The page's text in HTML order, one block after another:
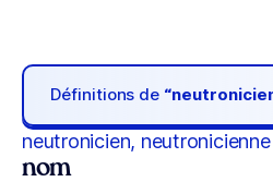
Définitions de
neutronicien, neutronicienne
nom